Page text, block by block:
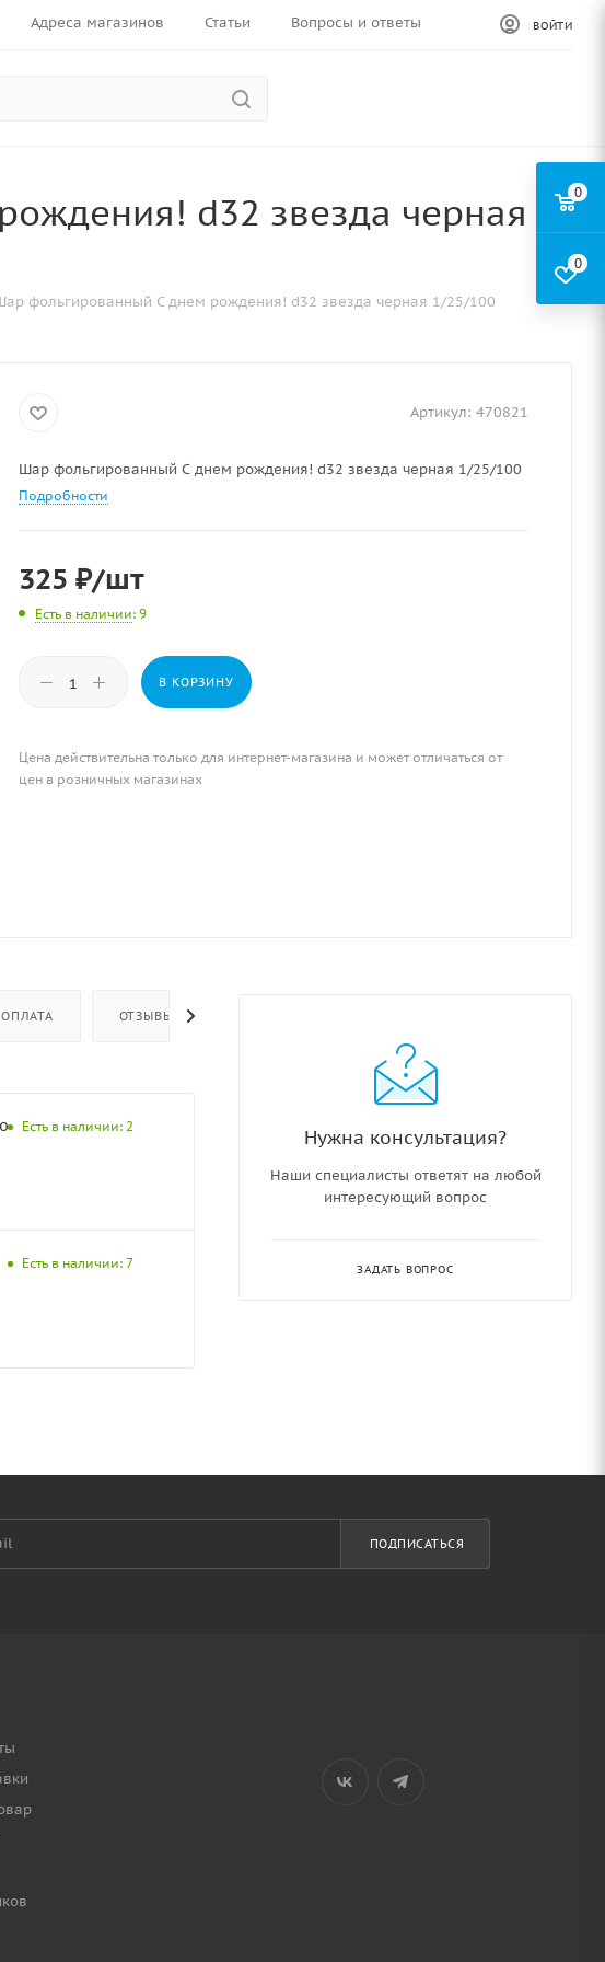
Адреса магазинов Статьи Вопросы и ответы ВОЙТИ
d32 звезда черная
фольгированный С днем рождения! d32 звезда черная 1/25/100
Артикул: 470821
Шар фольгированный С днем рождения! d32 звезда черная 1/25/100
Подробности
325 ₽/шт
Есть в наличии: 9
В КОРЗИНУ
Цена действительна только для интернет-магазина и может отличаться от
цен в розничных магазинах
ОПЛАТА ОТЗЫВЫ
Есть в наличии: 2
Есть в наличии: 7
Нужна консультация?
Наши специалисты ответят на любой
интересующий вопрос
ЗАДАТЬ ВОПРОС
ПОДПИСАТЬСЯ
0
0